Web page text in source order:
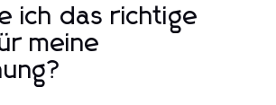
ich das richtige
meine